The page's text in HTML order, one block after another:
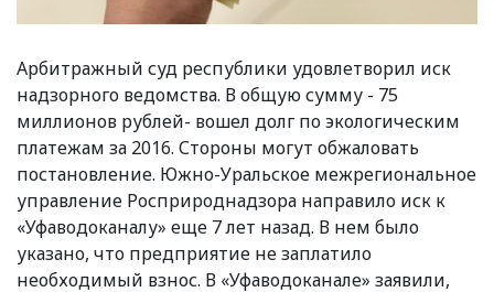
Арбитражный суд республики удовлетворил иск
надзорного ведомства. В общую сумму - 75
миллионов рублей- вошел долг по экологическим
платежам за 2016. Стороны могут обжаловать
постановление. Южно-Уральское межрегиональное
управление Росприроднадзора направило иск к
«Уфаводоканалу» еще 7 лет назад. В нем было
указано, что предприятие не заплатило
необходимый взнос. В «Уфаводоканале» заявили,